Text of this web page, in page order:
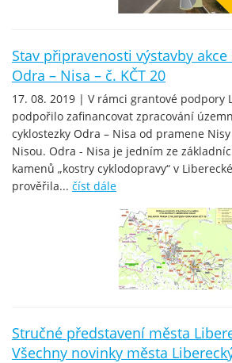
Stav připravenosti výstavby akce
Odra – Nisa – č. KČT 20
17. 08. 2019 | V rámci grantové podpory
podpořilo zafinancovat zpracování
cyklostezky Odra – Nisa od pramene
Nisou. Odra - Nisa je jedním ze
kamenů „kostry cyklodopravy“ v
prověřila... číst dále
Stručné představení města
Všechny novinky města